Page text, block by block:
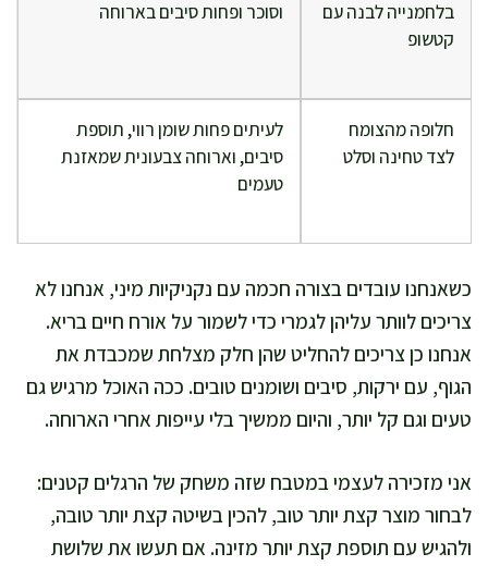
בלחמנייה לבנה עם
קטשופ
וסוכר ופחות סיבים בארוחה
חלופה מהצומח
לצד טחינה וסלט
לעיתים פחות שומן רווי, תוספת
סיבים, וארוחה צבעונית שמאזנת
טעמים
כשאנחנו עובדים בצורה חכמה עם נקניקיות מיני, אנחנו לא
צריכים לוותר עליהן לגמרי כדי לשמור על אורח חיים בריא.
אנחנו כן צריכים להחליט שהן חלק מצלחת שמכבדת את
הגוף, עם ירקות, סיבים ושומנים טובים. ככה האוכל מרגיש גם
טעים וגם קל יותר, והיום ממשיך בלי עייפות אחרי הארוחה.
אני מזכירה לעצמי במטבח שזה משחק של הרגלים קטנים:
לבחור מוצר קצת יותר טוב, להכין בשיטה קצת יותר טובה,
ולהגיש עם תוספת קצת יותר מזינה. אם תעשו את שלושת